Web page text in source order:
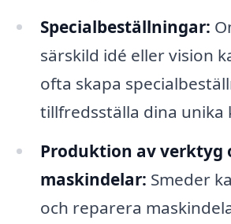
Specialbeställningar:
särskild idé eller vision
ofta skapa
tillfredsställa dina unika
Produktion av verktyg
maskindelar: Smeder
och reparera